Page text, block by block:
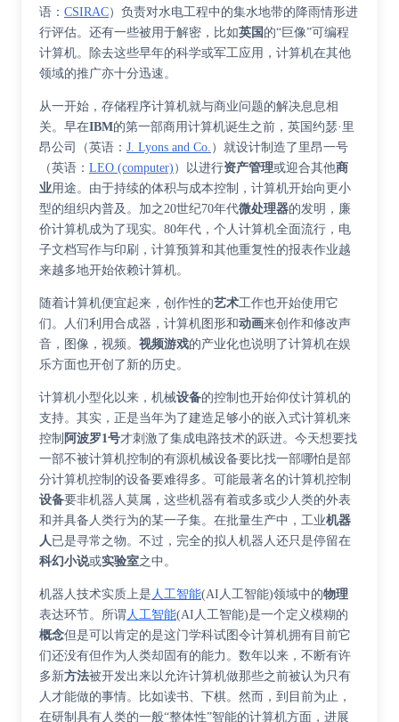
语 ： CSIRAC） 负责对水电工程中的集水地带的降雨情形进
行评估。还有一些被用于解密，比如英国 的“巨像”可编程
计算机。除去这些早年的科学或军工应用，计算机在其他
领域的推广亦十分迅速。
从一开始，存储程序计算机就与商业问题的解决息息相
关。早在IBM的第一部商用计算机诞生之前，英国 约瑟·里
昂公司
（英语 ： J. Lyons and Co. ） 就设计制造了 里昂一号
（英语 ： LEO (computer) ） 以进行资产管理或迎合其他商
业用途。由于持续的体积与成本控制，计算机开始向更小
型的组织内普及。加之20世纪70年代微处理器的发明，廉
价计算机成为了现实。80年代，个人计算机全面流行，电
子文档写作与印刷，计算预算和其他重复性的报表作业越
来越多地开始依赖计算机。
随着计算机便宜起来，创作性的艺术工作也开始使用它
们。人们利用合成器，计算机图形和动画来创作和修改声
音，图像，视频。 视频游戏的产业化也说明了计算机在娱
乐方面也开创了新的历史。
计算机小型化以来，机械设备的控制也开始仰仗计算机的
支持。其实，正是当年为了建造足够小的嵌入式计算机来
控制 阿波罗1号才刺激了集成电路技术的跃进。今天想要找
一部不被计算机控制的有源机械设备要比找一部哪怕是部
分计算机控制的设备要难得多。可能最著名的计算机控制
设备要非机器人莫属，这些机器有着或多或少人类的外表
和并具备人类行为的某一子集。在批量生产中，工业机器
人已是寻常之物。不过，完全的拟人机器人还只是停留在
科幻小说或实验室之中。
机器人技术实质上是 人工智能(AI人工智能)领域中的物理
表达环节。所谓 人工智能(AI人工智能)是一个定义模糊的
概念但是可以肯定的是这门学科试图令计算机拥有目前它
们还没有但作为人类却固有的能力。数年以来，不断有许
多新方法被开发出来以允许计算机做那些之前被认为只有
人才能做的事情。比如读书、下棋。然而，到目前为止，
在研制具有人类的一般“整体性”智能的计算机方面，进展